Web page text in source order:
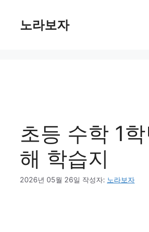
노라보자
초등 수학 1
해 학습지
2026년 05월 26일 작성자: 노라보자